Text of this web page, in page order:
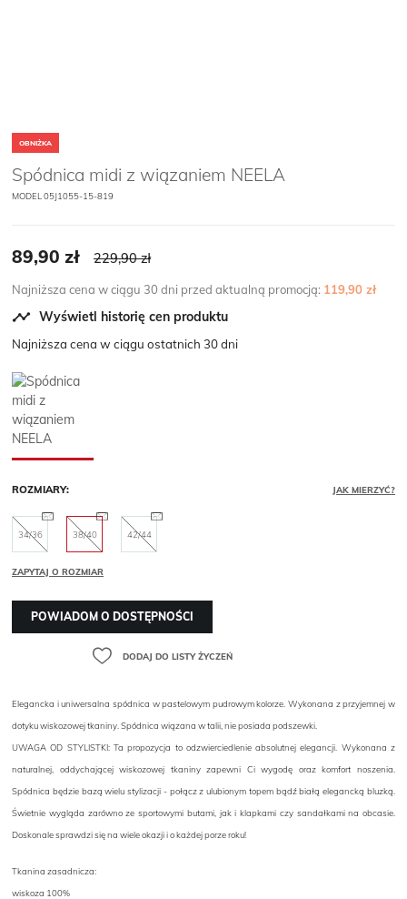
OBNIŻKA
Spódnica midi z wiązaniem NEELA
MODEL 05J1055-15-819
89,90 zł 229,90 zł
Najniższa cena w ciągu 30 dni przed aktualną promocją: 119,90 zł
 Wyświetl historię cen produktu
Najniższa cena w ciągu ostatnich 30 dni
ROZMIARY: JAK MIERZYĆ?
34/36 38/40 42/44
ZAPYTAJ O ROZMIAR
POWIADOM O DOSTĘPNOŚCI
DODAJ DO LISTY ŻYCZEŃ
Elegancka i uniwersalna spódnica w pastelowym pudrowym kolorze. Wykonana z przyjemnej w
dotyku wiskozowej tkaniny. Spódnica wiązana w talii, nie posiada podszewki.
UWAGA OD STYLISTKI: Ta propozycja to odzwierciedlenie absolutnej elegancji. Wykonana z
naturalnej, oddychającej wiskozowej tkaniny zapewni Ci wygodę oraz komfort noszenia.
Spódnica będzie bazą wielu stylizacji - połącz z ulubionym topem bądź białą elegancką bluzką.
Świetnie wygląda zarówno ze sportowymi butami, jak i klapkami czy sandałkami na obcasie.
Doskonale sprawdzi się na wiele okazji i o każdej porze roku!
Tkanina zasadnicza:
wiskoza 100%